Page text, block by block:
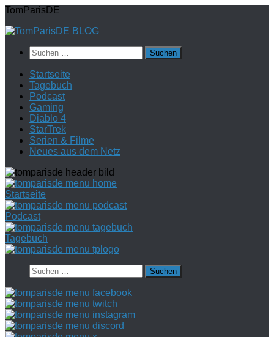
Zum
springen
TomParisDE
Suchen
nach:
Startseite
Tagebuch
Podcast
Gaming
Diablo 4
StarTrek
Serien & Filme
Neues aus dem Netz
Startseite
Podcast
Tagebuch
Suchen
nach: